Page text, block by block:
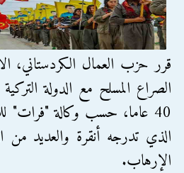
قرر حزب العمال الكردستاني،
الصراع المسلح مع الدولة
40 عاما، حسب وكالة "فرات"
الذي تدرجه أنقرة والعديد من
الإرهاب.